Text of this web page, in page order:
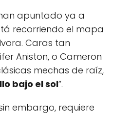
apuntado ya a
recorriendo el mapa
Caras tan
Aniston, o Cameron
mechas de raíz,
bajo el sol”.
embargo, requiere